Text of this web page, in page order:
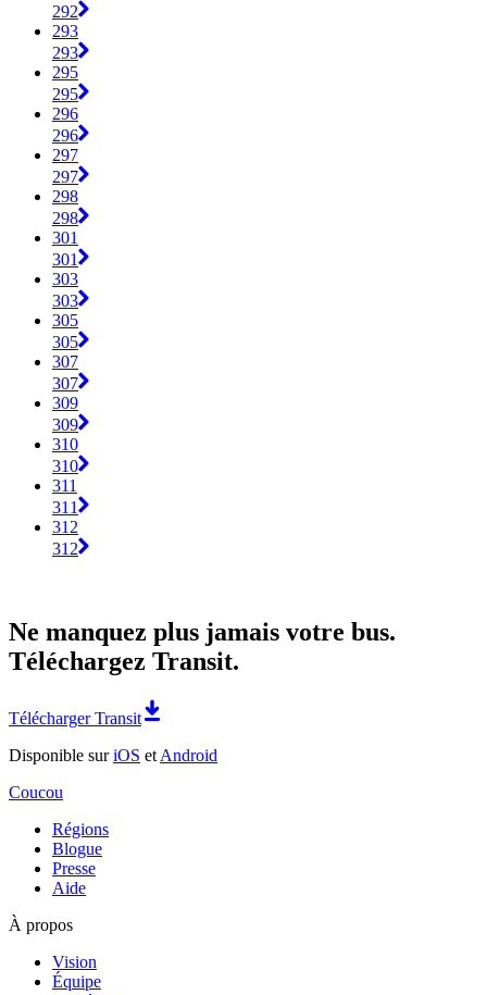
292
293
293
295
295
296
296
297
297
298
298
301
301
303
303
305
305
307
307
309
309
310
310
311
311
312
312
Ne manquez plus jamais votre bus.
Téléchargez Transit.
Télécharger Transit
Disponible suriOS et Android
Coucou
Régions
Blogue
Presse
Aide
À propos
Vision
Équipe